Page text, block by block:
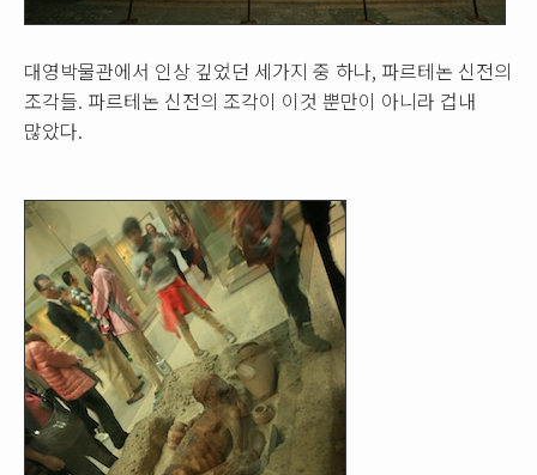
대영박물관에서 인상 깊었던 세가지 중 하나, 파르테논 신전의
조각들. 파르테논 신전의 조각이 이것 뿐만이 아니라 겁내
많았다.